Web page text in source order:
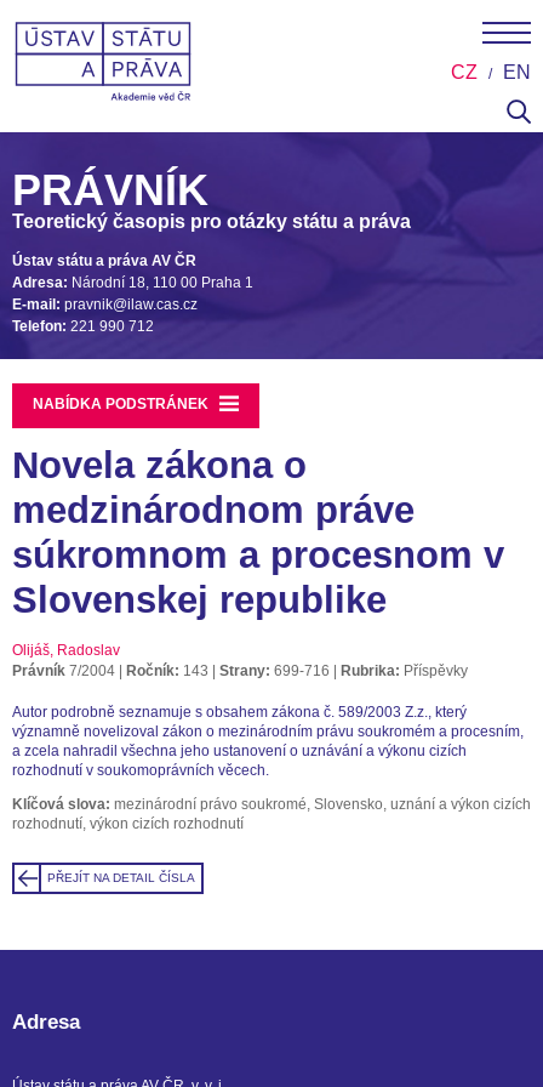
CZ EN
PRÁVNÍK
Teoretický časopis pro otázky státu a práva
Ústav státu a práva AV ČR
Adresa: Národní 18, 110 00 Praha 1
E-mail: pravnik@ilaw.cas.cz
Telefon: 221 990 712
NABÍDKA PODSTRÁNEK
Novela zákona o
medzinárodnom práve
súkromnom a procesnom v
Slovenskej republike
Olijáš, Radoslav
Právník 7/2004 Ročník: 143 Strany: 699-716 Rubrika: Příspěvky
Autor podrobně seznamuje s obsahem zákona č. 589/2003 Z.z., který
významně novelizoval zákon o mezinárodním právu soukromém a procesním,
a zcela nahradil všechna jeho ustanovení o uznávání a výkonu cizích
rozhodnutí v soukomoprávních věcech.
Klíčová slova: mezinárodní právo soukromé, Slovensko, uznání a výkon cizích
rozhodnutí, výkon cizích rozhodnutí
PŘEJÍT NA DETAIL ČÍSLA
Adresa